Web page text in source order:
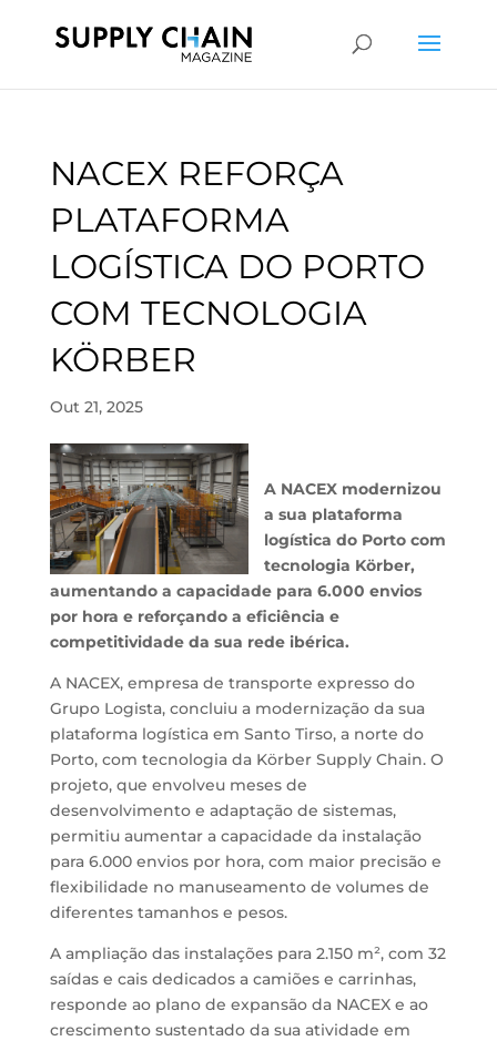
NACEX REFORÇA
PLATAFORMA
LOGÍSTICA DO PORTO
COM TECNOLOGIA
KÖRBER
Out 21, 2025
A NACEX modernizou
a sua plataforma
logística do Porto com
tecnologia Körber,
aumentando a capacidade para 6.000 envios
por hora e reforçando a eficiência e
competitividade da sua rede ibérica.
A NACEX, empresa de transporte expresso do
Grupo Logista, concluiu a modernização da sua
plataforma logística em Santo Tirso, a norte do
Porto, com tecnologia da Körber Supply Chain. O
projeto, que envolveu meses de
desenvolvimento e adaptação de sistemas,
permitiu aumentar a capacidade da instalação
para 6.000 envios por hora, com maior precisão e
flexibilidade no manuseamento de volumes de
diferentes tamanhos e pesos.
A ampliação das instalações para 2.150 m², com 32
saídas e cais dedicados a camiões e carrinhas,
responde ao plano de expansão da NACEX e ao
crescimento sustentado da sua atividade em